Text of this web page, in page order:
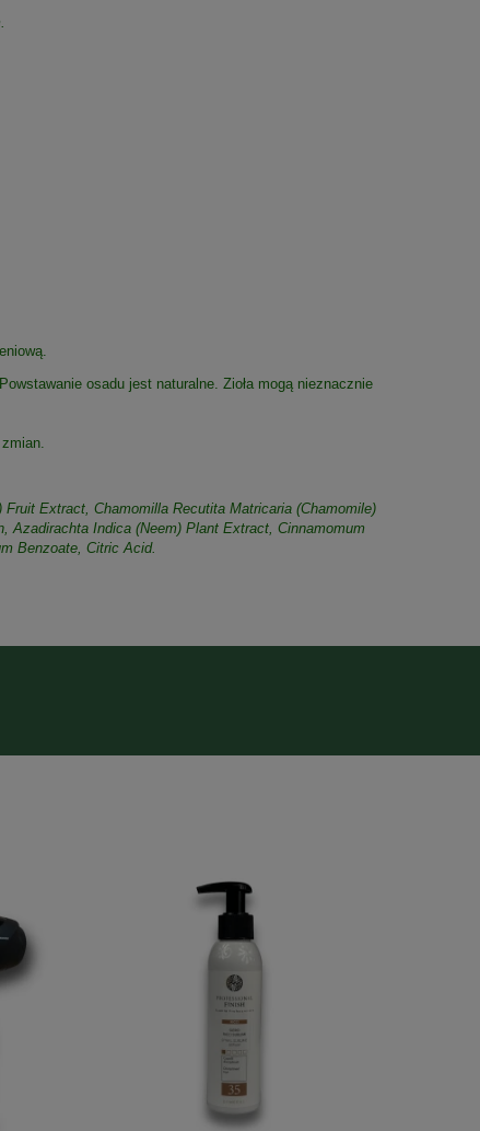
osadu jest naturalne. Zioła mogą nieznacznie
Extract, Chamomilla Recutita Matricaria (Chamomile)
Azadirachta Indica (Neem) Plant Extract, Cinnamomum
Benzoate, Citric Acid.